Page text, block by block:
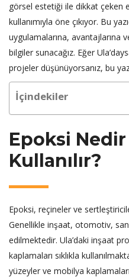
görsel estetiği ile dikkat çeken
kullanımıyla öne çıkıyor. Bu
uygulamalarına, avantajlarına
bilgiler sunacağız. Eğer
projeler düşünüyorsanız, bu
İçindekiler
Epoksi
Kullanılır?
Epoksi, reçineler ve
Genellikle inşaat, otomotiv,
edilmektedir. Ula’daki inşaat
kaplamaları sıklıkla
yüzeyler ve mobilya